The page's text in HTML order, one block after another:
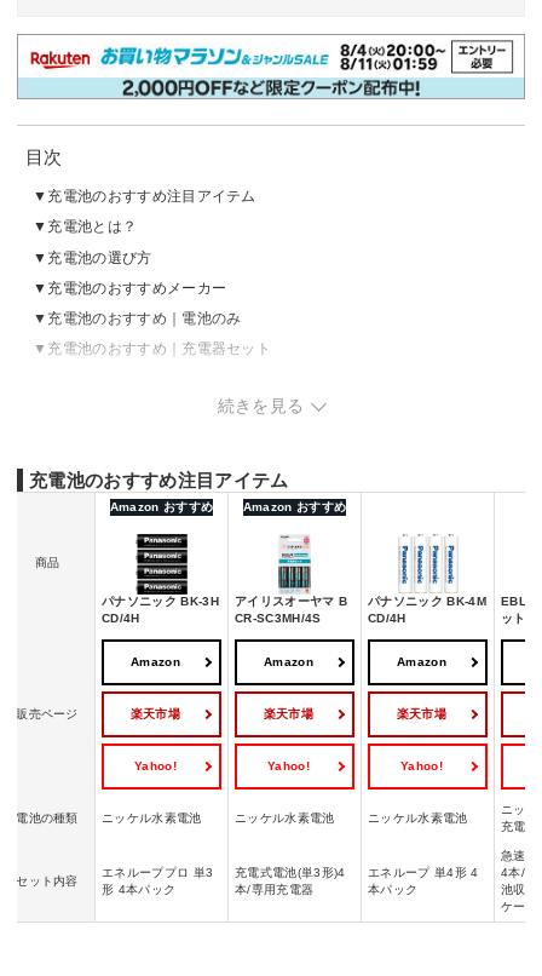
目次
充電池のおすすめ注目アイテム
充電池とは？
充電池の選び方
充電池のおすすめメーカー
充電池のおすすめ｜電池のみ
充電池のおすすめ｜充電器セット
続きを見る
充電池のおすすめ注目アイテム
商品
Amazon おすすめ
パナソニック BK-3H
CD/4H
Amazon おすすめ
アイリスオーヤマ B
CR-SC3MH/4S
パナソニック BK-4M
CD/4H
EBL
ット
販売ページ
Amazon
楽天市場
Yahoo!
Amazon
楽天市場
Yahoo!
Amazon
楽天市場
Yahoo!
電池の種類 ニッケル水素電池 ニッケル水素電池 ニッケル水素電池
ニッ
充電池
セット内容
エネループプロ 単3
形 4本パック
充電式電池(単3形)4
本/専用充電器
エネループ 単4形 4
本パック
急速充
4本/単
池収納
ケーブ